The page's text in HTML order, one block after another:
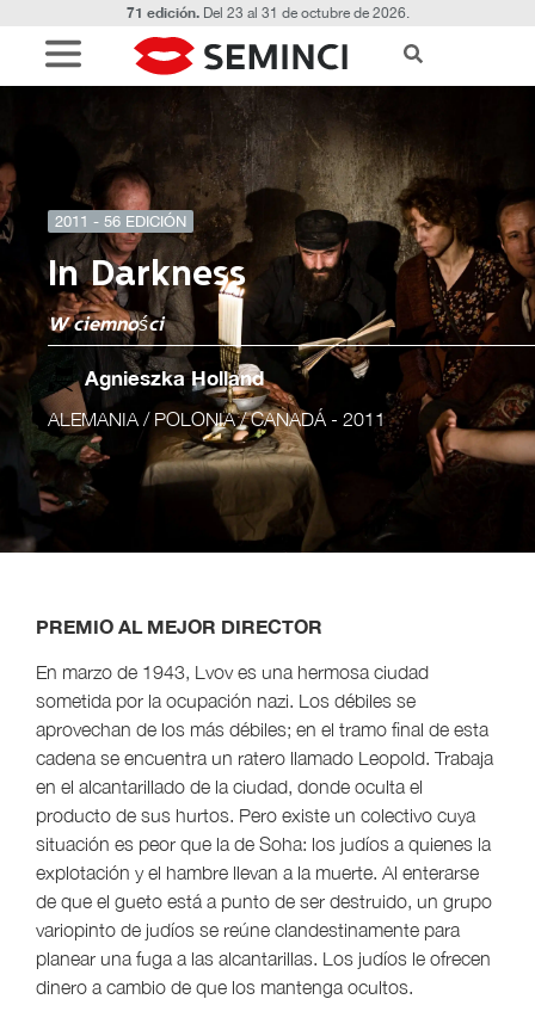
71 edición.Del 23 al 31 de octubre de 2026.
2011 - 56 EDICIÓN
In Darkness
W ciemności
Agnieszka Holland
ALEMANIA / POLONIA / CANADÁ - 2011
PREMIO AL MEJOR DIRECTOR
En marzo de 1943, Lvov es una hermosa ciudad
sometida por la ocupación nazi. Los débiles se
aprovechan de los más débiles; en el tramo final de esta
cadena se encuentra un ratero llamado Leopold. Trabaja
en el alcantarillado de la ciudad, donde oculta el
producto de sus hurtos. Pero existe un colectivo cuya
situación es peor que la de Soha: los judíos a quienes la
explotación y el hambre llevan a la muerte. Al enterarse
de que el gueto está a punto de ser destruido, un grupo
variopinto de judíos se reúne clandestinamente para
planear una fuga a las alcantarillas. Los judíos le ofrecen
dinero a cambio de que los mantenga ocultos.